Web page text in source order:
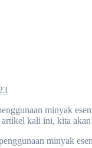
kali ini, kita
minyak